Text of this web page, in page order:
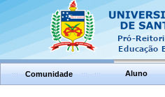
Comunidade Aluno